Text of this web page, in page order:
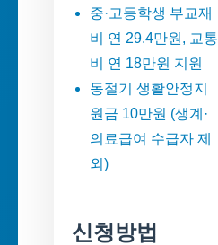
중·고등학생 부교재
비 연 29.4만원, 교통
비 연 18만원 지원
동절기 생활안정지
원금 10만원 (생계·
의료급여 수급자 제
외)
신청방법